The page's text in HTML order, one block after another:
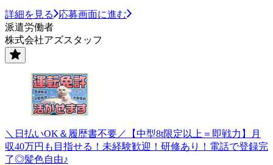
詳細を見る
応募画面に進む
派遣労働者
株式会社アズスタッフ
＼日払いOK＆履歴書不要／【中型8t限定以上＝即戦力】月
収40万円も目指せる！未経験歓迎！研修あり！電話で登録完
了◎髪色自由♪